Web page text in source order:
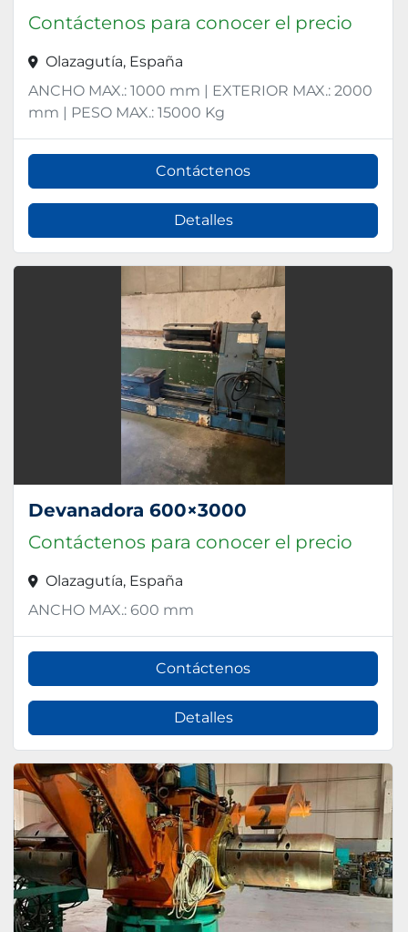
Contáctenos para conocer el precio
Olazagutía, España
ANCHO MAX.: 1000 mm | EXTERIOR MAX.: 2000
mm | PESO MAX.: 15000 Kg
Contáctenos
Detalles
Devanadora 600×3000
Contáctenos para conocer el precio
Olazagutía, España
ANCHO MAX.: 600 mm
Contáctenos
Detalles